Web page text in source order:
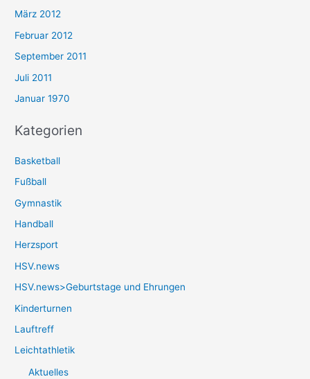
März 2012
Februar 2012
September 2011
Juli 2011
Januar 1970
Kategorien
Basketball
Fußball
Gymnastik
Handball
Herzsport
HSV.news
HSV.news>Geburtstage und Ehrungen
Kinderturnen
Lauftreff
Leichtathletik
Aktuelles